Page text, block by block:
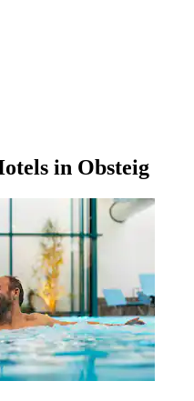
in Obsteig